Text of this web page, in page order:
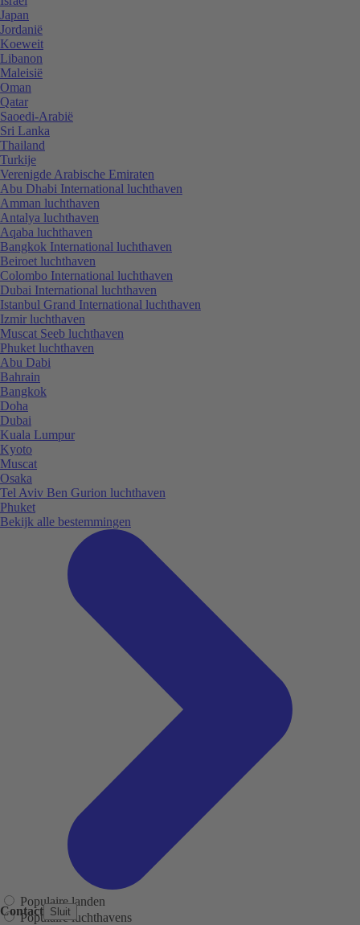
Contact Sluit
Japan
Jordanië
Koeweit
Libanon
Maleisië
Oman
Qatar
Saoedi-Arabië
Sri Lanka
Thailand
Turkije
Verenigde Arabische Emiraten
Abu Dhabi International luchthaven
Amman luchthaven
Antalya luchthaven
Aqaba luchthaven
Bangkok International luchthaven
Beiroet luchthaven
Colombo International luchthaven
Dubai International luchthaven
Istanbul Grand International luchthaven
Izmir luchthaven
Muscat Seeb luchthaven
Phuket luchthaven
Abu Dabi
Bahrain
Bangkok
Doha
Dubai
Kuala Lumpur
Kyoto
Muscat
Osaka
Tel Aviv Ben Gurion luchthaven
Phuket
Bekijk alle bestemmingen
Populaire landen
Populaire luchthavens